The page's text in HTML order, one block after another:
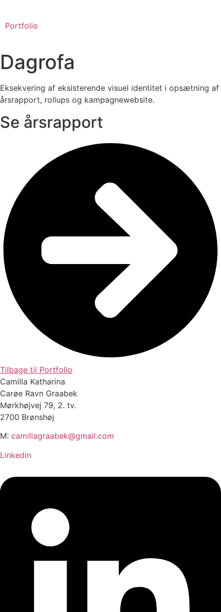
content
Portfolio
Dagrofa
Eksekvering af eksisterende visuel identitet i opsætning af
årsrapport, rollups og kampagnewebsite.
Se årsrapport
Tilbage til Portfolio
Camilla Katharina
Carøe Ravn Graabek
Mørkhøjvej 79, 2. tv.
2700 Brønshøj
M: camillagraabek@gmail.com
Linkedin